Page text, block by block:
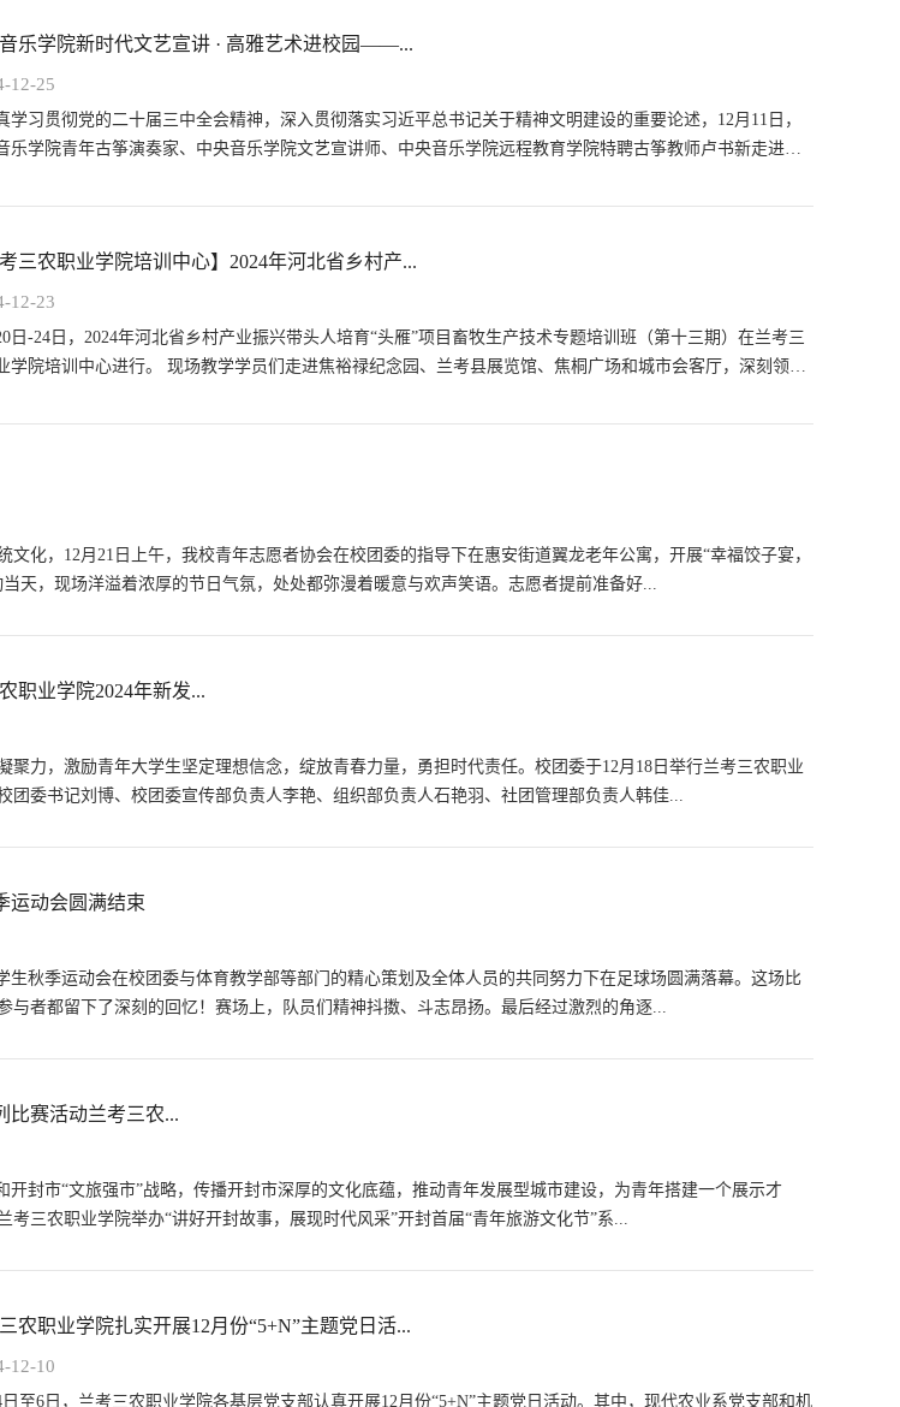
乐学院新时代文艺宣讲 · 高雅艺术进校园——...
12-25
学习贯彻党的二十届三中全会精神，深入贯彻落实习近平总书记关于精神文明建设的重要论述，12月11日，
乐学院青年古筝演奏家、中央音乐学院文艺宣讲师、中央音乐学院远程教育学院特聘古筝教师卢书新走进兰
考三农职业学院培训中心】2024年河北省乡村产...
12-23
日-24日，2024年河北省乡村产业振兴带头人培育“头雁”项目畜牧生产技术专题培训班（第十三期）在兰考三
学院培训中心进行。 现场教学学员们走进焦裕禄纪念园、兰考县展览馆、焦桐广场和城市会客厅，深刻领会
文化，12月21日上午，我校青年志愿者协会在校团委的指导下在惠安街道翼龙老年公寓，开展“幸福饺子宴，
天，现场洋溢着浓厚的节日气氛，处处都弥漫着暖意与欢声笑语。志愿者提前准备好...
业学院2024年新发...
聚力，激励青年大学生坚定理想信念，绽放青春力量，勇担时代责任。校团委于12月18日举行兰考三农职业
团委书记刘博、校团委宣传部负责人李艳、组织部负责人石艳羽、社团管理部负责人韩佳...
运动会圆满结束
生秋季运动会在校团委与体育教学部等部门的精心策划及全体人员的共同努力下在足球场圆满落幕。这场比
与者都留下了深刻的回忆！赛场上，队员们精神抖擞、斗志昂扬。最后经过激烈的角逐...
比赛活动兰考三农...
开封市“文旅强市”战略，传播开封市深厚的文化底蕴，推动青年发展型城市建设，为青年搭建一个展示才
考三农职业学院举办“讲好开封故事，展现时代风采”开封首届“青年旅游文化节”系...
农职业学院扎实开展12月份“5+N”主题党日活...
12-10
日至6日，兰考三农职业学院各基层党支部认真开展12月份“5+N”主题党日活动。其中，现代农业系党支部和机